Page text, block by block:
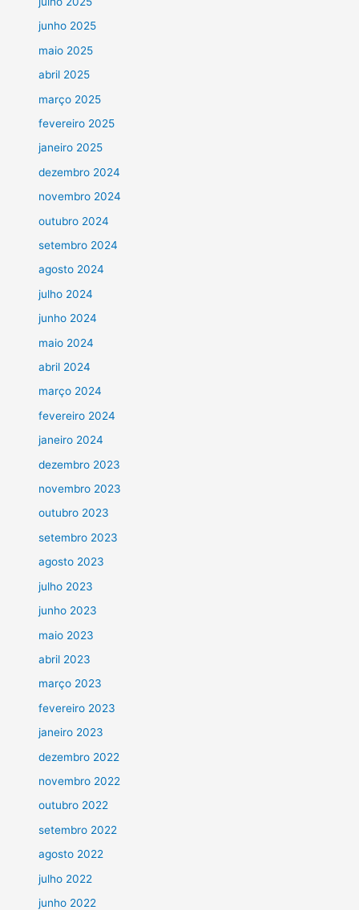
junho 2025
maio 2025
abril 2025
março 2025
fevereiro 2025
janeiro 2025
dezembro 2024
novembro 2024
outubro 2024
setembro 2024
agosto 2024
julho 2024
junho 2024
maio 2024
abril 2024
março 2024
fevereiro 2024
janeiro 2024
dezembro 2023
novembro 2023
outubro 2023
setembro 2023
agosto 2023
julho 2023
junho 2023
maio 2023
abril 2023
março 2023
fevereiro 2023
janeiro 2023
dezembro 2022
novembro 2022
outubro 2022
setembro 2022
agosto 2022
julho 2022
junho 2022